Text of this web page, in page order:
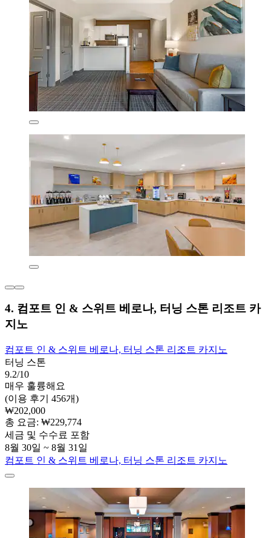
4. 컴포트 인 & 스위트 베로나, 터닝 스톤 리조트 카
지노
컴포트 인 & 스위트 베로나, 터닝 스톤 리조트 카지노
터닝 스톤
9.2/10
매우 훌륭해요
(이용 후기 456개)
₩202,000
총 요금: ₩229,774
세금 및 수수료 포함
8월 30일 ~ 8월 31일
컴포트 인 & 스위트 베로나, 터닝 스톤 리조트 카지노